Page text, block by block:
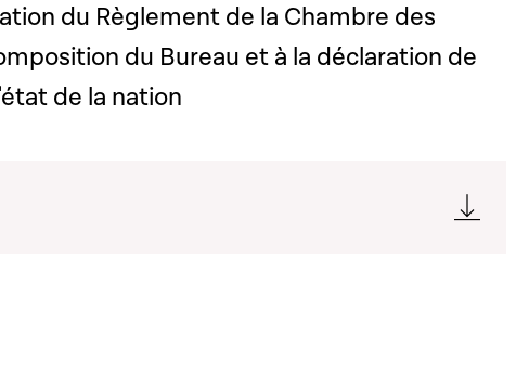
du Règlement de la Chambre des
du Bureau et à la déclaration de
de la nation